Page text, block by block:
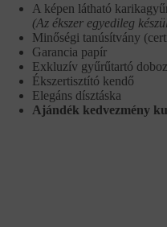
A képen látható
(Az ékszer egyedileg
Minőségi tanúsítvány
Garancia papír
Exkluzív gyűrűtartó doboz
Ékszertisztító kendő
Elegáns dísztáska
Ajándék kedvezmény